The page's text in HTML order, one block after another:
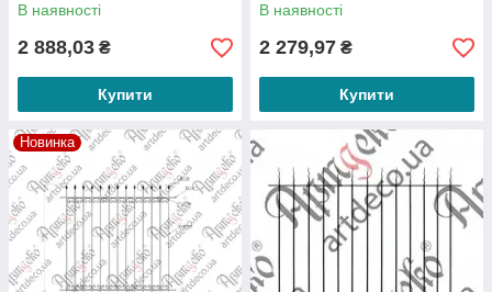
В наявності
2 888,03 ₴
Купити
В наявності
2 279,97 ₴
Купити
Новинка